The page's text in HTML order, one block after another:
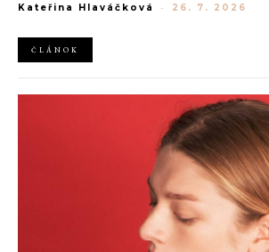
od 22. do 28. septembra privíta tradičné
značky Moschino.
Kateřina Hlaváčková - 26. 7. 2026
ČLÁNOK